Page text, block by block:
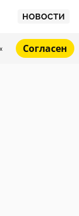
НОВОСТИ
Согласен